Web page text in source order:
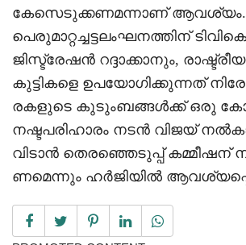
കേസെടുക്കണമന്നാണ് ആവശ്യം.
പെരുമാറ്റച്ചട്ടലംഘനത്തിന്
ജിസ്ട്രേഷൻ റദ്ദാക്കാനും,
കുട്ടികളെ ഉപയോഗിക്കുന്നത്
രകളുടെ കുടുംബങ്ങൾക്ക് ഒരു
നഷ്ടപരിഹാരം നടൻ വിജയ്
വിടാൻ തെരഞ്ഞെടുപ്പ് കമ്മീഷന്
ണമെന്നും ഹർജിയിൽ